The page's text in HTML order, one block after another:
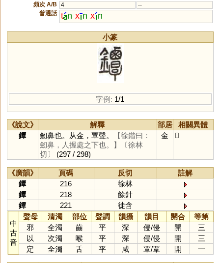
頻次 A/B
4
--
普通話 t n x n x n
小篆
字例: 1/1
《說文》 解釋 部居
相關異體
鐔
劒鼻也。从金，覃聲。
【徐鍇曰：
劒鼻，人握處之下也。】
〔徐林
切〕
(297 / 298)
金 𨰳
《廣韻》 頁碼 反切
註解
鐔
216
徐林
鐔
218
餘針
鐔
221 徒含
中
古
音
聲母 清濁 部位 聲調 韻攝 韻目 開合
等第
邪
全濁 齒 平 深 侵/侵 開
三
以
次濁 喉 平 深 侵/侵 開
三
定
全濁 舌 平 咸 覃/覃 開 一